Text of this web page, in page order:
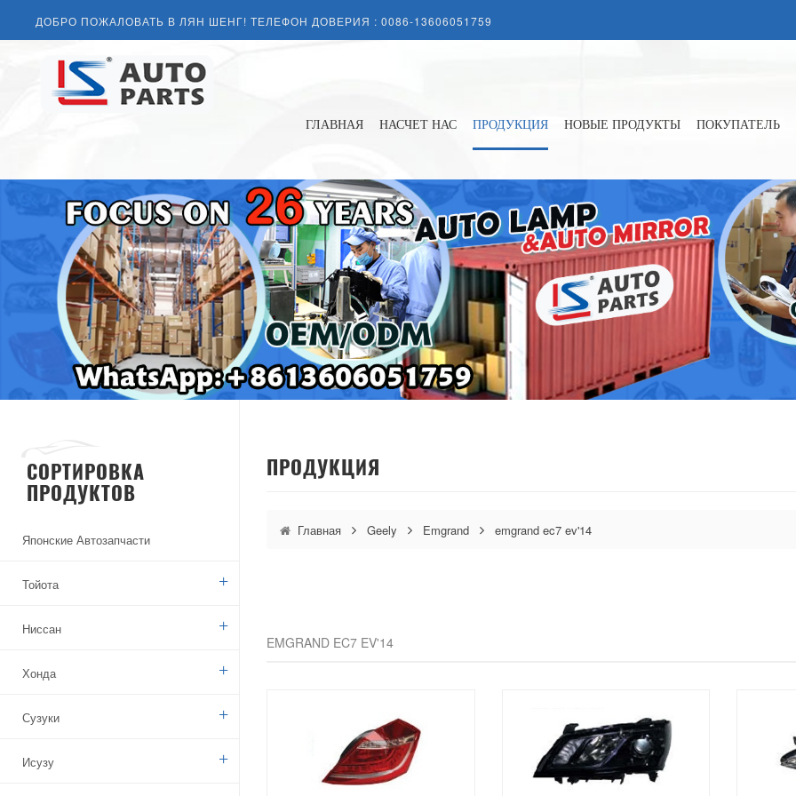
ДОБРО ПОЖАЛОВАТЬ В ЛЯН ШЕНГ! ТЕЛЕФОН ДОВЕРИЯ : 0086-13606051759
ГЛАВНАЯ НАСЧЕТ НАС ПРОДУКЦИЯ НОВЫЕ ПРОДУКТЫ ПОКУПАТЕЛЬ
СОРТИРОВКА
ПРОДУКТОВ
Японские Автозапчасти
Тойота
Ниссан
Хонда
Сузуки
Исузу
ПРОДУКЦИЯ
Главная Geely Emgrand emgrand ec7 ev'14
EMGRAND EC7 EV'14